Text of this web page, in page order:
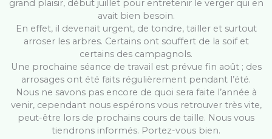
grand plaisir, début juillet pour entretenir le verger qui en
avait bien besoin.
En effet, il devenait urgent, de tondre, tailler et surtout
arroser les arbres. Certains ont souffert de la soif et
certains des campagnols.
Une prochaine séance de travail est prévue fin août ; des
arrosages ont été faits régulièrement pendant l’été.
Nous ne savons pas encore de quoi sera faite l’année à
venir, cependant nous espérons vous retrouver très vite,
peut-être lors de prochains cours de taille. Nous vous
tiendrons informés. Portez-vous bien.